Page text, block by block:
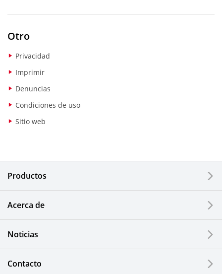
Otro
Privacidad
Imprimir
Denuncias
Condiciones de uso
Sitio web
Productos
Acerca de
Noticias
Contacto